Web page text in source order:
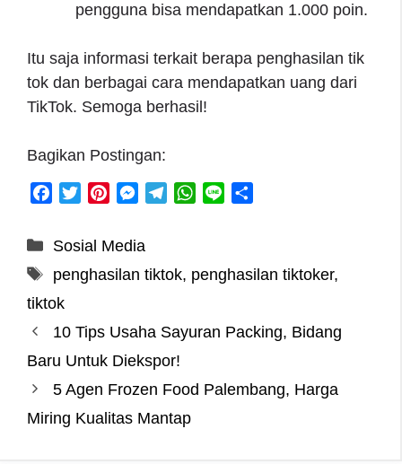
pengguna bisa mendapatkan 1.000 poin.
Itu saja informasi terkait berapa penghasilan tik
tok dan berbagai cara mendapatkan uang dari
TikTok. Semoga berhasil!
Bagikan Postingan:
b
o
i
t
e
M
e
g
r
g
W
s
e
Categories
Sosial Media
Tags
penghasilan tiktok, penghasilan tiktoker,
tiktok
10 Tips Usaha Sayuran Packing, Bidang
Baru Untuk Diekspor!
5 Agen Frozen Food Palembang, Harga
Miring Kualitas Mantap